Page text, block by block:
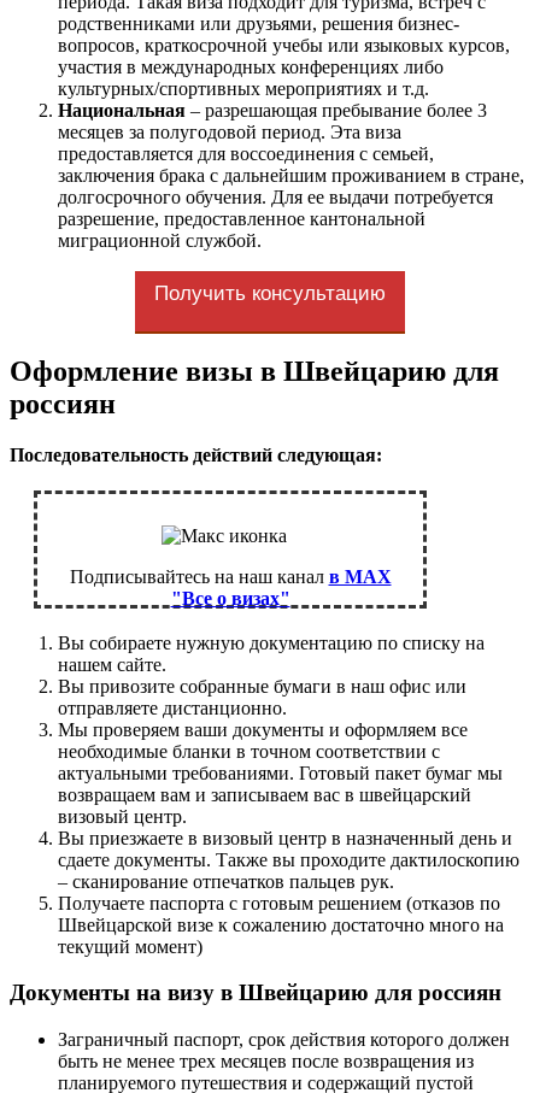
родственниками или друзьями, решения бизнес-
вопросов, краткосрочной учебы или языковых курсов,
участия в международных конференциях либо
культурных/спортивных мероприятиях и т.д.
Национальная – разрешающая пребывание более 3
месяцев за полугодовой период. Эта виза
предоставляется для воссоединения с семьей,
заключения брака с дальнейшим проживанием в стране,
долгосрочного обучения. Для ее выдачи потребуется
разрешение, предоставленное кантональной
миграционной службой.
Получить консультацию
Оформление визы в Швейцарию для
россиян
Последовательность действий следующая:
Подписывайтесь на наш канал в MAX
"Все о визах"
Вы собираете нужную документацию по списку на
нашем сайте.
Вы привозите собранные бумаги в наш офис или
отправляете дистанционно.
Мы проверяем ваши документы и оформляем все
необходимые бланки в точном соответствии с
актуальными требованиями. Готовый пакет бумаг мы
возвращаем вам и записываем вас в швейцарский
визовый центр.
Вы приезжаете в визовый центр в назначенный день и
сдаете документы. Также вы проходите дактилоскопию
– сканирование отпечатков пальцев рук.
Получаете паспорта с готовым решением (отказов по
Швейцарской визе к сожалению достаточно много на
текущий момент)
Документы на визу в Швейцарию для россиян
Заграничный паспорт, срок действия которого должен
быть не менее трех месяцев после возвращения из
планируемого путешествия и содержащий пустой